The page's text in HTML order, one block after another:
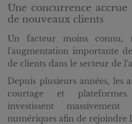
Une concurrence
de nouveaux clients
Un facteur moins connu,
l'augmentation importante
de clients dans le secteur de
Depuis plusieurs années, les
courtage et
investissent
numériques afin de rejoindre